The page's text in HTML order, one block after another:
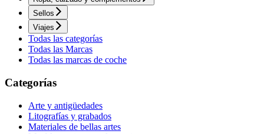
Sellos
Viajes
Todas las categorías
Todas las Marcas
Todas las marcas de coche
Categorías
Arte y antigüedades
Litografías y grabados
Materiales de bellas artes